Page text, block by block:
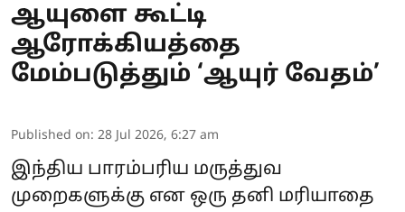
ஆயுளை கூட்டி
ஆரோக்கியத்தை
மேம்படுத்தும் ‘ஆயுர் வேதம்’
Published on: 28 Jul 2026, 6:27 am
இந்திய பாரம்பரிய மருத்துவ
முறைகளுக்கு என ஒரு தனி மரியாதை